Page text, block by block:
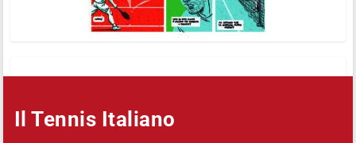
Il Tennis Italiano